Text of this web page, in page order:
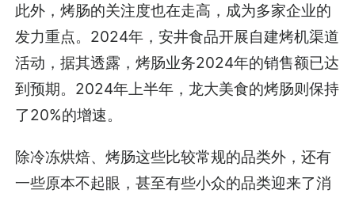
此外，烤肠的关注度也在走高，成为多家企业的
发力重点。2024年，安井食品开展自建烤机渠道
活动，据其透露，烤肠业务2024年的销售额已达
到预期。2024年上半年，龙大美食的烤肠则保持
了20%的增速。
除冷冻烘焙、烤肠这些比较常规的品类外，还有
一些原本不起眼，甚至有些小众的品类迎来了消